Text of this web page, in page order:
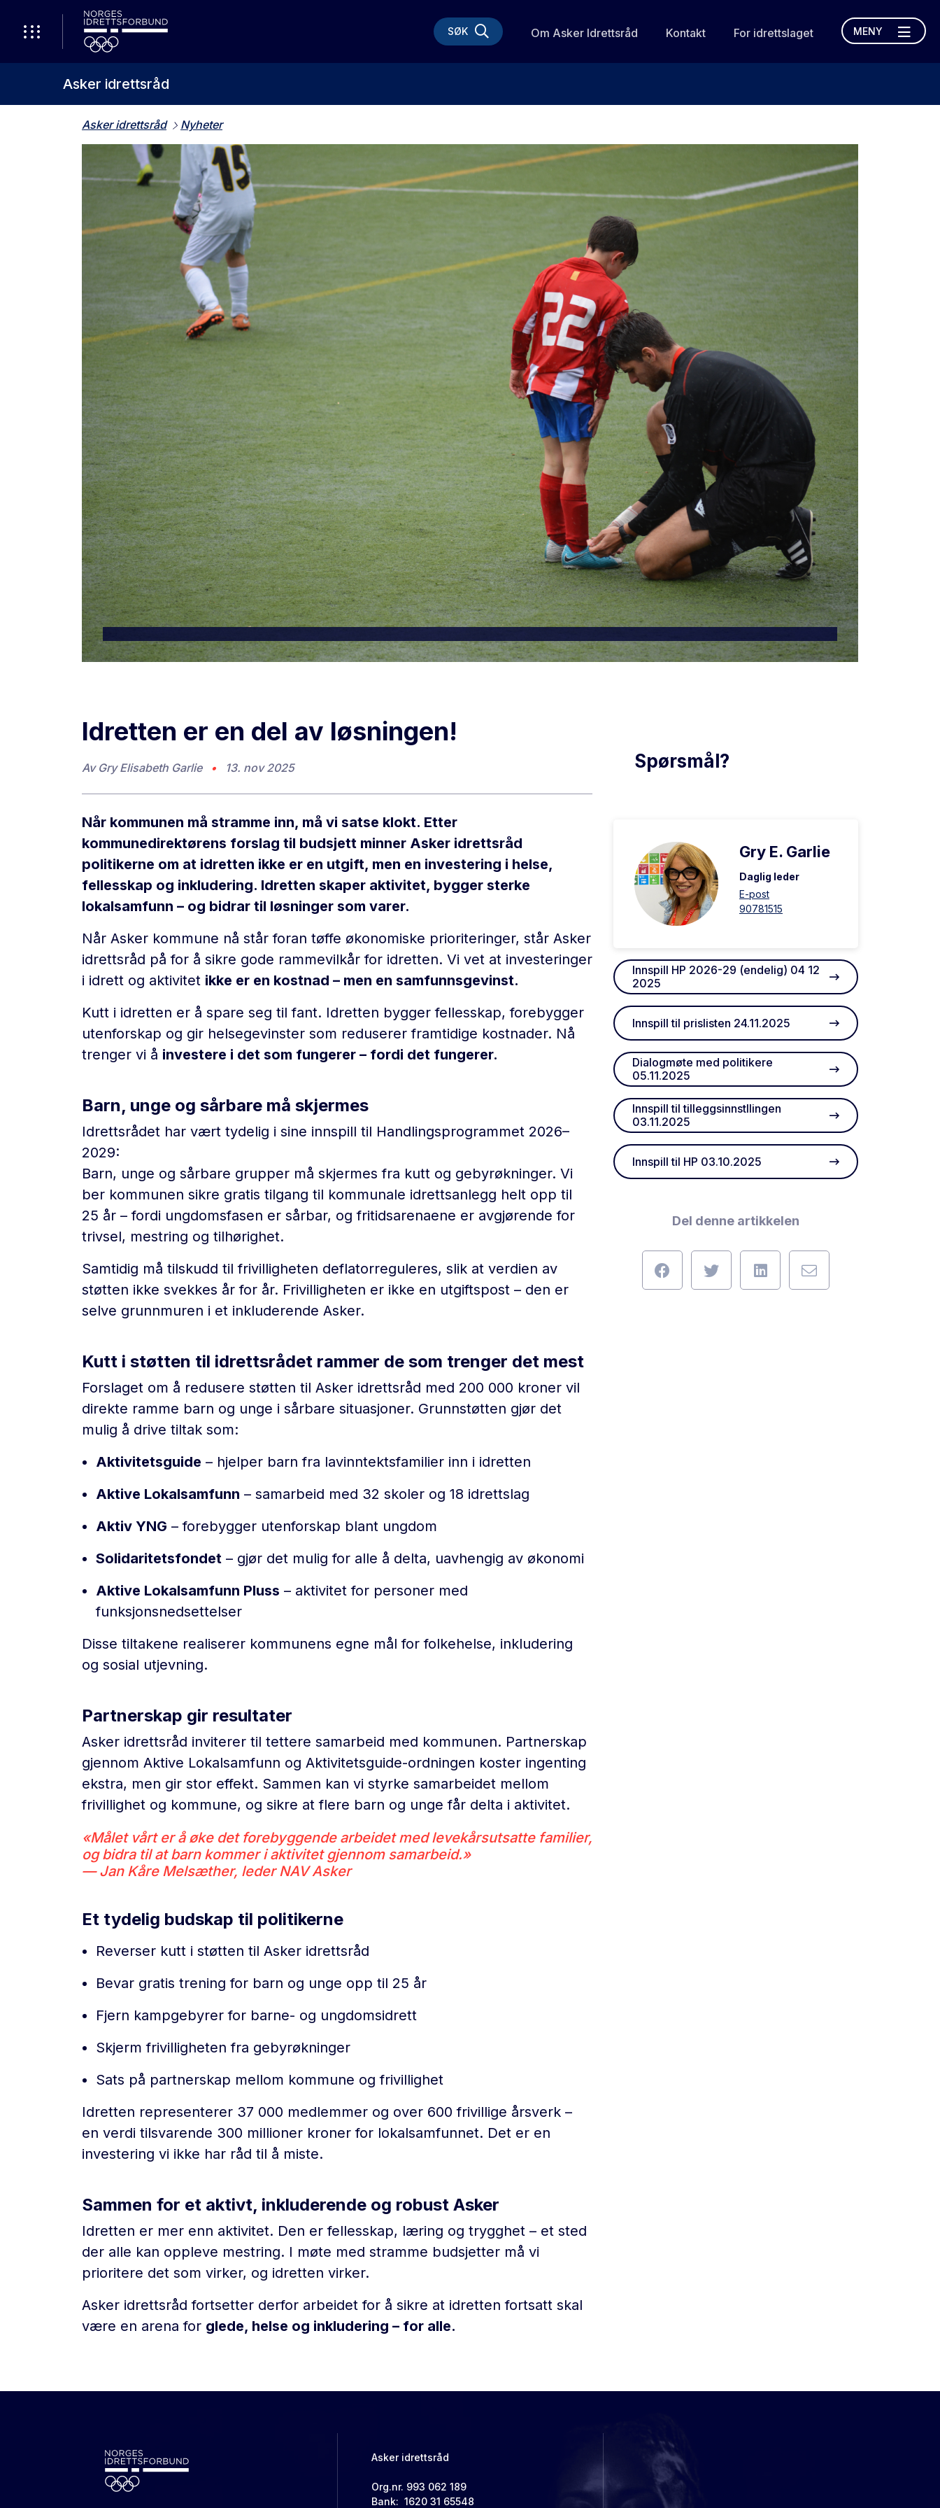
SØK Om Asker Idrettsråd Kontakt For idrettslaget MENY
Asker idrettsråd
Asker idrettsråd Nyheter
Idretten er en del av løsningen!
Av Gry Elisabeth Garlie • 13. nov 2025
Når kommunen må stramme inn, må vi satse klokt. Etter
kommunedirektørens forslag til budsjett minner Asker idrettsråd
politikerne om at idretten ikke er en utgift, men en investering i helse,
fellesskap og inkludering. Idretten skaper aktivitet, bygger sterke
lokalsamfunn – og bidrar til løsninger som varer.
Når Asker kommune nå står foran tøffe økonomiske prioriteringer, står Asker
idrettsråd på for å sikre gode rammevilkår for idretten. Vi vet at investeringer
i idrett og aktivitet ikke er en kostnad – men en samfunnsgevinst.
Kutt i idretten er å spare seg til fant. Idretten bygger fellesskap, forebygger
utenforskap og gir helsegevinster som reduserer framtidige kostnader. Nå
trenger vi å investere i det som fungerer – fordi det fungerer.
Barn, unge og sårbare må skjermes
Idrettsrådet har vært tydelig i sine innspill til Handlingsprogrammet 2026–
2029:
Barn, unge og sårbare grupper må skjermes fra kutt og gebyrøkninger. Vi
ber kommunen sikre gratis tilgang til kommunale idrettsanlegg helt opp til
25 år – fordi ungdomsfasen er sårbar, og fritidsarenaene er avgjørende for
trivsel, mestring og tilhørighet.
Samtidig må tilskudd til frivilligheten deflatorreguleres, slik at verdien av
støtten ikke svekkes år for år. Frivilligheten er ikke en utgiftspost – den er
selve grunnmuren i et inkluderende Asker.
Kutt i støtten til idrettsrådet rammer de som trenger det mest
Forslaget om å redusere støtten til Asker idrettsråd med 200 000 kroner vil
direkte ramme barn og unge i sårbare situasjoner. Grunnstøtten gjør det
mulig å drive tiltak som:
Aktivitetsguide – hjelper barn fra lavinntektsfamilier inn i idretten
Aktive Lokalsamfunn – samarbeid med 32 skoler og 18 idrettslag
Aktiv YNG – forebygger utenforskap blant ungdom
Solidaritetsfondet – gjør det mulig for alle å delta, uavhengig av økonomi
Aktive Lokalsamfunn Pluss – aktivitet for personer med
funksjonsnedsettelser
Disse tiltakene realiserer kommunens egne mål for folkehelse, inkludering
og sosial utjevning.
Partnerskap gir resultater
Asker idrettsråd inviterer til tettere samarbeid med kommunen. Partnerskap
gjennom Aktive Lokalsamfunn og Aktivitetsguide-ordningen koster ingenting
ekstra, men gir stor effekt. Sammen kan vi styrke samarbeidet mellom
frivillighet og kommune, og sikre at flere barn og unge får delta i aktivitet.
«Målet vårt er å øke det forebyggende arbeidet med levekårsutsatte familier,
og bidra til at barn kommer i aktivitet gjennom samarbeid.»
— Jan Kåre Melsæther, leder NAV Asker
Et tydelig budskap til politikerne
Reverser kutt i støtten til Asker idrettsråd
Bevar gratis trening for barn og unge opp til 25 år
Fjern kampgebyrer for barne- og ungdomsidrett
Skjerm frivilligheten fra gebyrøkninger
Sats på partnerskap mellom kommune og frivillighet
Idretten representerer 37 000 medlemmer og over 600 frivillige årsverk –
en verdi tilsvarende 300 millioner kroner for lokalsamfunnet. Det er en
investering vi ikke har råd til å miste.
Sammen for et aktivt, inkluderende og robust Asker
Idretten er mer enn aktivitet. Den er fellesskap, læring og trygghet – et sted
der alle kan oppleve mestring. I møte med stramme budsjetter må vi
prioritere det som virker, og idretten virker.
Asker idrettsråd fortsetter derfor arbeidet for å sikre at idretten fortsatt skal
være en arena for glede, helse og inkludering – for alle.
Spørsmål?
Gry E. Garlie
Daglig leder
E-post
90781515
Innspill HP 2026-29 (endelig) 04 12
2025
Innspill til prislisten 24.11.2025
Dialogmøte med politikere
05.11.2025
Innspill til tilleggsinnstllingen
03.11.2025
Innspill til HP 03.10.2025
Del denne artikkelen
Asker idrettsråd
Org.nr. 993 062 189
Bank: 1620 31 65548